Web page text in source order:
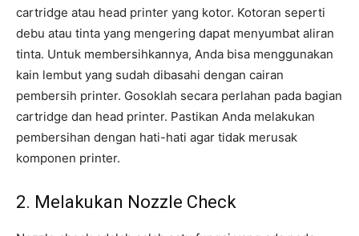
cartridge atau head printer yang kotor. Kotoran seperti
debu atau tinta yang mengering dapat menyumbat aliran
tinta. Untuk membersihkannya, Anda bisa menggunakan
kain lembut yang sudah dibasahi dengan cairan
pembersih printer. Gosoklah secara perlahan pada bagian
cartridge dan head printer. Pastikan Anda melakukan
pembersihan dengan hati-hati agar tidak merusak
komponen printer.
2. Melakukan Nozzle Check